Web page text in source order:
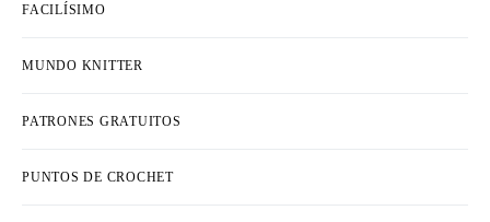
FACILÍSIMO
MUNDO KNITTER
PATRONES GRATUITOS
PUNTOS DE CROCHET